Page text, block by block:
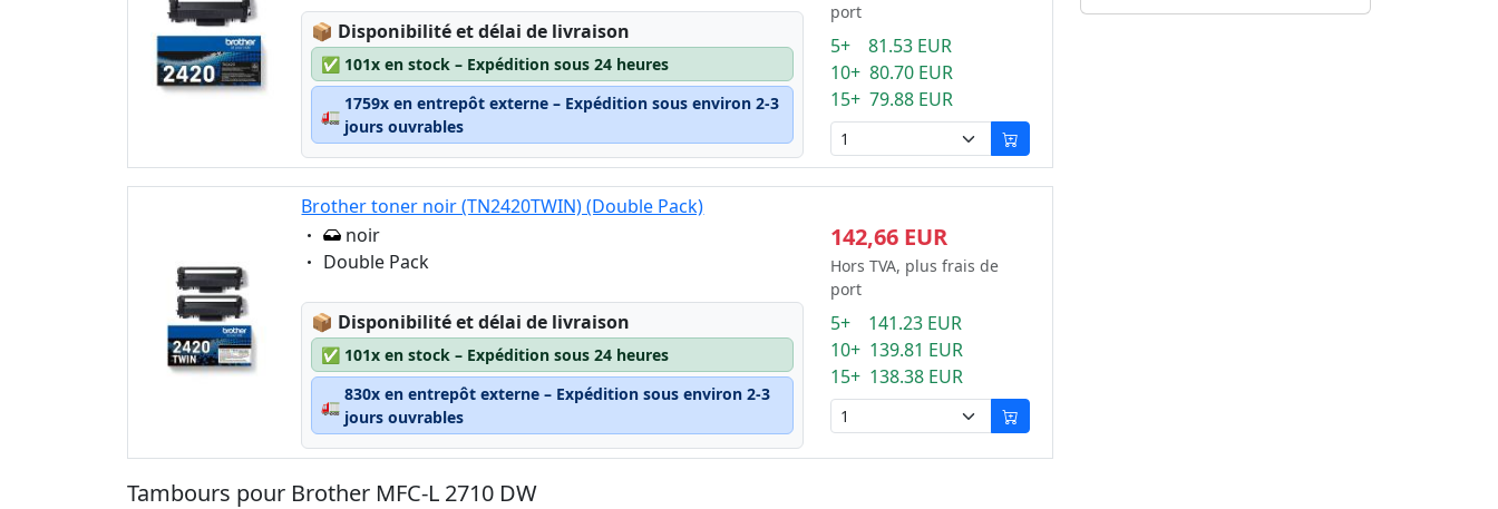
📦 Lagerstatus:
Disponibilité et délai de livraison
✅ 101x en stock – Expédition sous 24 heures
🚛
1759x en entrepôt externe – Expédition sous environ 2-3
jours ouvrables
port
5+ 81.53 EUR
10+ 80.70 EUR
15+ 79.88 EUR
Brother toner noir (TN2420TWIN) (Double Pack)
Eigenschaft:
noir
Eigenschaft:
Double Pack
📦 Lagerstatus:
Disponibilité et délai de livraison
✅ 101x en stock – Expédition sous 24 heures
🚛
830x en entrepôt externe – Expédition sous environ 2-3
jours ouvrables
142,66 EUR
Hors TVA, plus frais de
port
5+ 141.23 EUR
10+ 139.81 EUR
15+ 138.38 EUR
Tambours pour Brother MFC-L 2710 DW